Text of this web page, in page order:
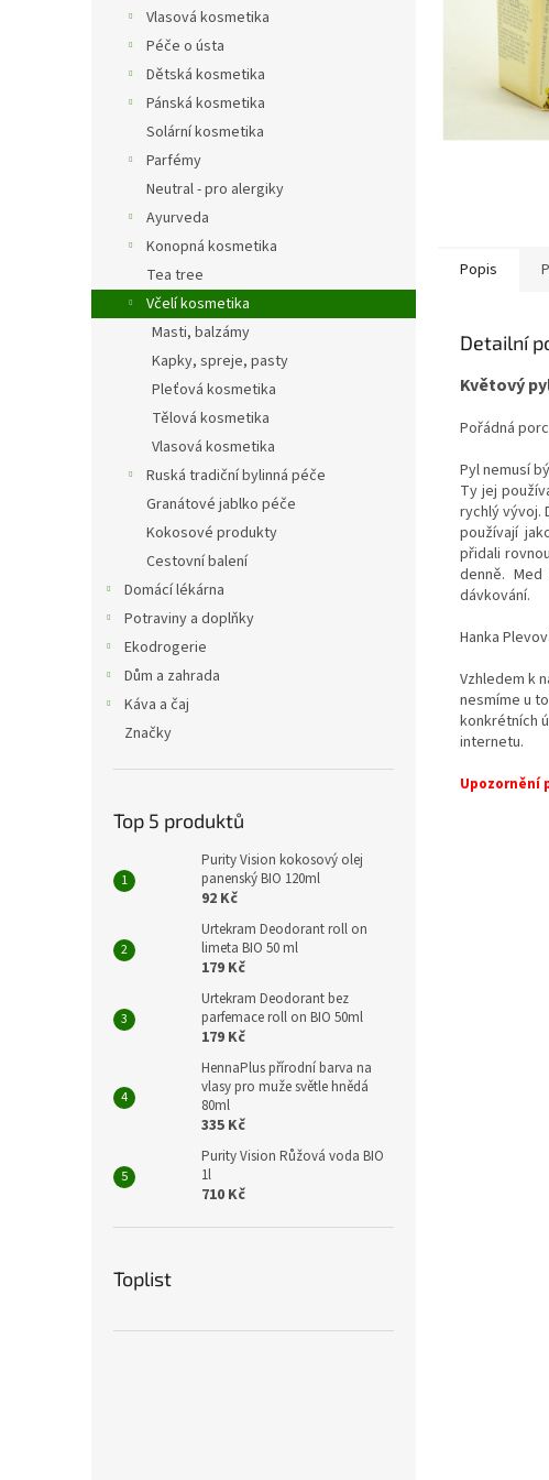
Vlasová kosmetika
Péče o ústa
Dětská kosmetika
Pánská kosmetika
Solární kosmetika
Parfémy
Neutral - pro alergiky
Ayurveda
Konopná kosmetika
Tea tree
Včelí kosmetika
Masti, balzámy
Kapky, spreje, pasty
Pleťová kosmetika
Tělová kosmetika
Vlasová kosmetika
Ruská tradiční bylinná péče
Granátové jablko péče
Kokosové produkty
Cestovní balení
Domácí lékárna
Potraviny a doplňky
Ekodrogerie
Dům a zahrada
Káva a čaj
Značky
Top 5 produktů
Purity Vision kokosový olej
panenský BIO 120ml
92 Kč
Urtekram Deodorant roll on
limeta BIO 50 ml
179 Kč
Urtekram Deodorant bez
parfemace roll on BIO 50ml
179 Kč
HennaPlus přírodní barva na
vlasy pro muže světle hnědá
80ml
335 Kč
Purity Vision Růžová voda BIO
1l
710 Kč
Toplist
Popis
Detailní
Květový
Pořádná
Pyl nemusí
Ty jej
rychlý vývoj.
používají
přidali
denně.
dávkování.
Hanka
Vzhledem k
nesmíme u
konkrétních
internetu.
Upozornění